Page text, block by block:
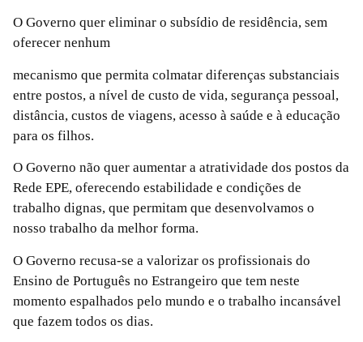
O Governo quer eliminar o subsídio de residência, sem
oferecer nenhum
mecanismo que permita colmatar diferenças substanciais
entre postos, a nível de custo de vida, segurança pessoal,
distância, custos de viagens, acesso à saúde e à educação
para os filhos.
O Governo não quer aumentar a atratividade dos postos da
Rede EPE, oferecendo estabilidade e condições de
trabalho dignas, que permitam que desenvolvamos o
nosso trabalho da melhor forma.
O Governo recusa-se a valorizar os profissionais do
Ensino de Português no Estrangeiro que tem neste
momento espalhados pelo mundo e o trabalho incansável
que fazem todos os dias.